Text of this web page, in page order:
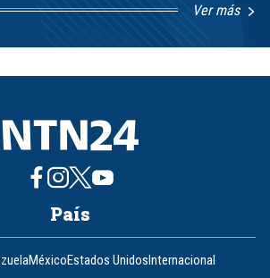
Ver más
País
MéxicoEstados UnidosInternacional